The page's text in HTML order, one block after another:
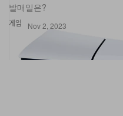
게임
발매일은?
Nov 2, 2023